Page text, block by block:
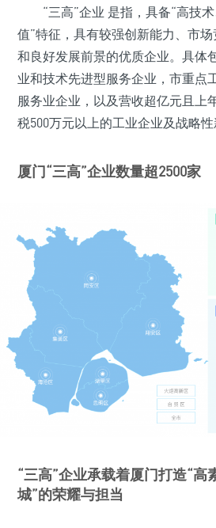
“三高”企业 是指，具备“高技
值”特征，具有较强创新能力、市
和良好发展前景的优质企业。具体
业和技术先进型服务企业，市重点
服务业企业，以及营收超亿元且上
税500万元以上的工业企业及战略性
厦门“三高”企业数量超2500家
“三高”企业承载着厦门打造“高
城”的荣耀与担当